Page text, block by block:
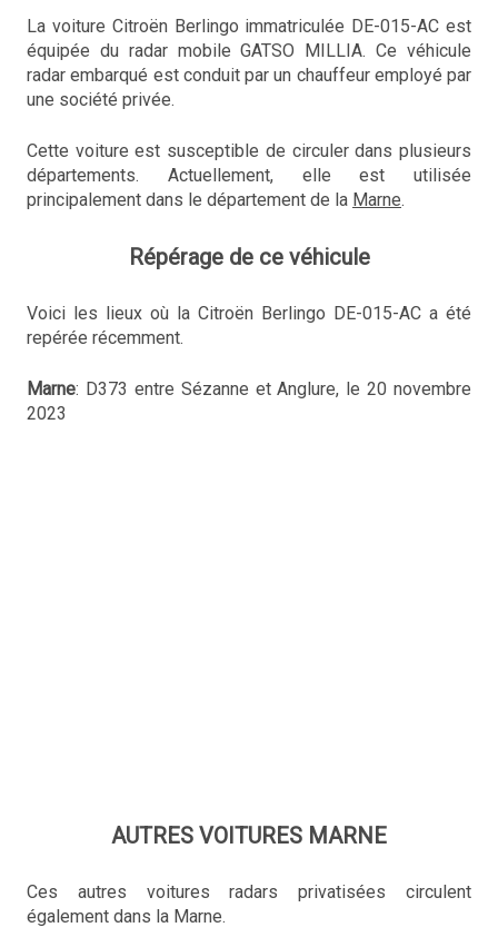
La voiture Citroën Berlingo immatriculée DE-015-AC est
équipée du radar mobile GATSO MILLIA. Ce véhicule
radar embarqué est conduit par un chauffeur employé par
une société privée.
Cette voiture est susceptible de circuler dans plusieurs
départements. Actuellement, elle est utilisée
principalement dans le département de la Marne.
Répérage de ce véhicule
Voici les lieux où la Citroën Berlingo DE-015-AC a été
repérée récemment.
Marne: D373 entre Sézanne et Anglure, le 20 novembre
2023
AUTRES VOITURES MARNE
Ces autres voitures radars privatisées circulent
également dans la Marne.